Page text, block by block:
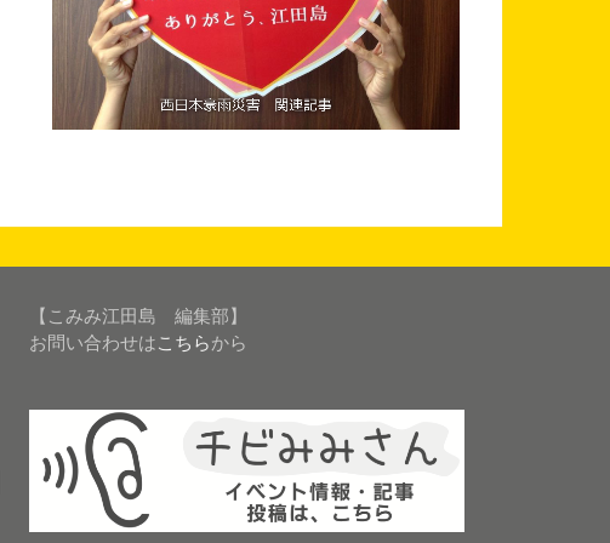
【こみみ江田島 編集部】
お問い合わせはこちらから